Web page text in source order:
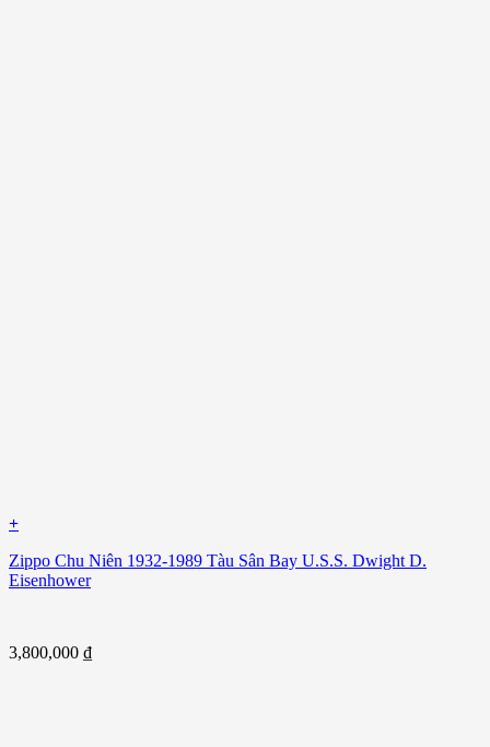
+
Zippo Chu Niên 1932-1989 Tàu Sân Bay U.S.S. Dwight D.
Eisenhower
3,800,000 ₫